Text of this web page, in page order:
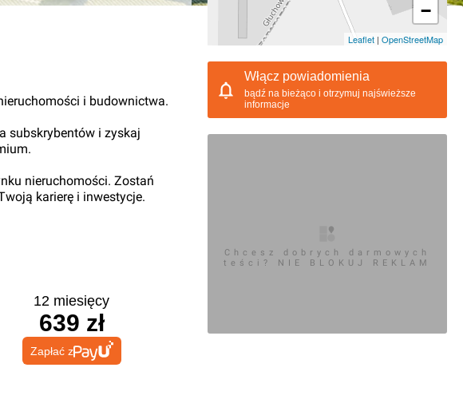
−
Leaflet | OpenStreetMap
i budownictwa.
subskrybentów i zyskaj
nieruchomości. Zostań
karierę i inwestycje.
12 miesięcy
639 zł
Zapłać z
Włącz powiadomienia
bądź na bieżąco i otrzymuj najświeższe
informacje
Chcesz dobrych darmowych
teści? NIE BLOKUJ REKLAM